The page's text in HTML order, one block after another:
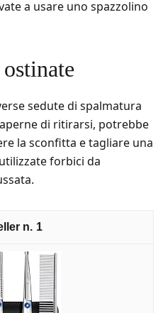
a usare uno spazzolino
sedute di spalmatura
di ritirarsi, potrebbe
la sconfitta e tagliare una
forbici da
1